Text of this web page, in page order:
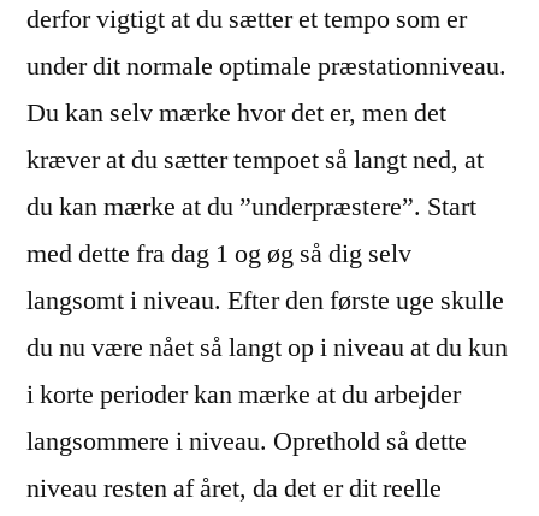
derfor vigtigt at du sætter et tempo som er
under dit normale optimale præstationniveau.
Du kan selv mærke hvor det er, men det
kræver at du sætter tempoet så langt ned, at
du kan mærke at du ”underpræstere”. Start
med dette fra dag 1 og øg så dig selv
langsomt i niveau. Efter den første uge skulle
du nu være nået så langt op i niveau at du kun
i korte perioder kan mærke at du arbejder
langsommere i niveau. Oprethold så dette
niveau resten af året, da det er dit reelle